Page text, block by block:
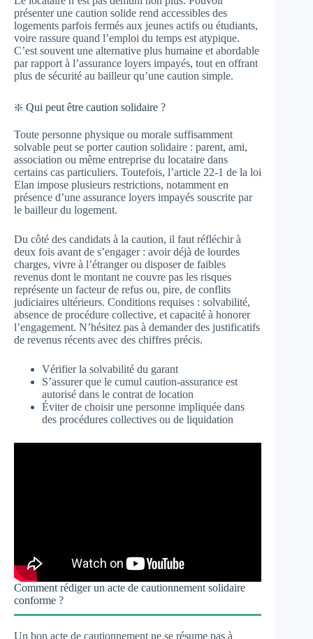
présenter une caution solide rend accessibles des
logements parfois fermés aux jeunes actifs ou étudiants,
voire rassure quand l’emploi du temps est atypique.
C’est souvent une alternative plus humaine et abordable
par rapport à l’assurance loyers impayés, tout en offrant
plus de sécurité au bailleur qu’une caution simple.
❇️ Qui peut être caution solidaire ?
Toute personne physique ou morale suffisamment
solvable peut se porter caution solidaire : parent, ami,
association ou même entreprise du locataire dans
certains cas particuliers. Toutefois, l’article 22-1 de la loi
Elan impose plusieurs restrictions, notamment en
présence d’une assurance loyers impayés souscrite par
le bailleur du logement.
Du côté des candidats à la caution, il faut réfléchir à
deux fois avant de s’engager : avoir déjà de lourdes
charges, vivre à l’étranger ou disposer de faibles
revenus dont le montant ne couvre pas les risques
représente un facteur de refus ou, pire, de conflits
judiciaires ultérieurs. Conditions requises : solvabilité,
absence de procédure collective, et capacité à honorer
l’engagement. N’hésitez pas à demander des justificatifs
de revenus récents avec des chiffres précis.
Vérifier la solvabilité du garant
S’assurer que le cumul caution-assurance est
autorisé dans le contrat de location
Éviter de choisir une personne impliquée dans
des procédures collectives ou de liquidation
Comment rédiger un acte de cautionnement solidaire
conforme ?
Un bon acte de cautionnement ne se résume pas à